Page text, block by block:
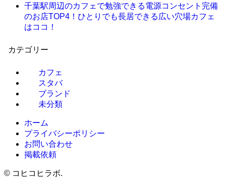
千葉駅周辺のカフェで勉強できる電源コンセント完備
のお店TOP4！ひとりでも長居できる広い穴場カフェ
はココ！
カテゴリー
カフェ
スタバ
ブランド
未分類
ホーム
プライバシーポリシー
お問い合わせ
掲載依頼
© コヒコヒラボ.